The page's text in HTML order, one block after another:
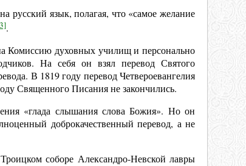
русский язык, полагая, что «самое желание
.
Комиссию духовных училищ и персонально
На себя он взял перевод Святого
В 1819 году перевод Четвероевангелия
Священного Писания не закончились.
«глада слышания слова Божия». Но он
доброкачественный перевод, а не
соборе Александро-Невской лавры